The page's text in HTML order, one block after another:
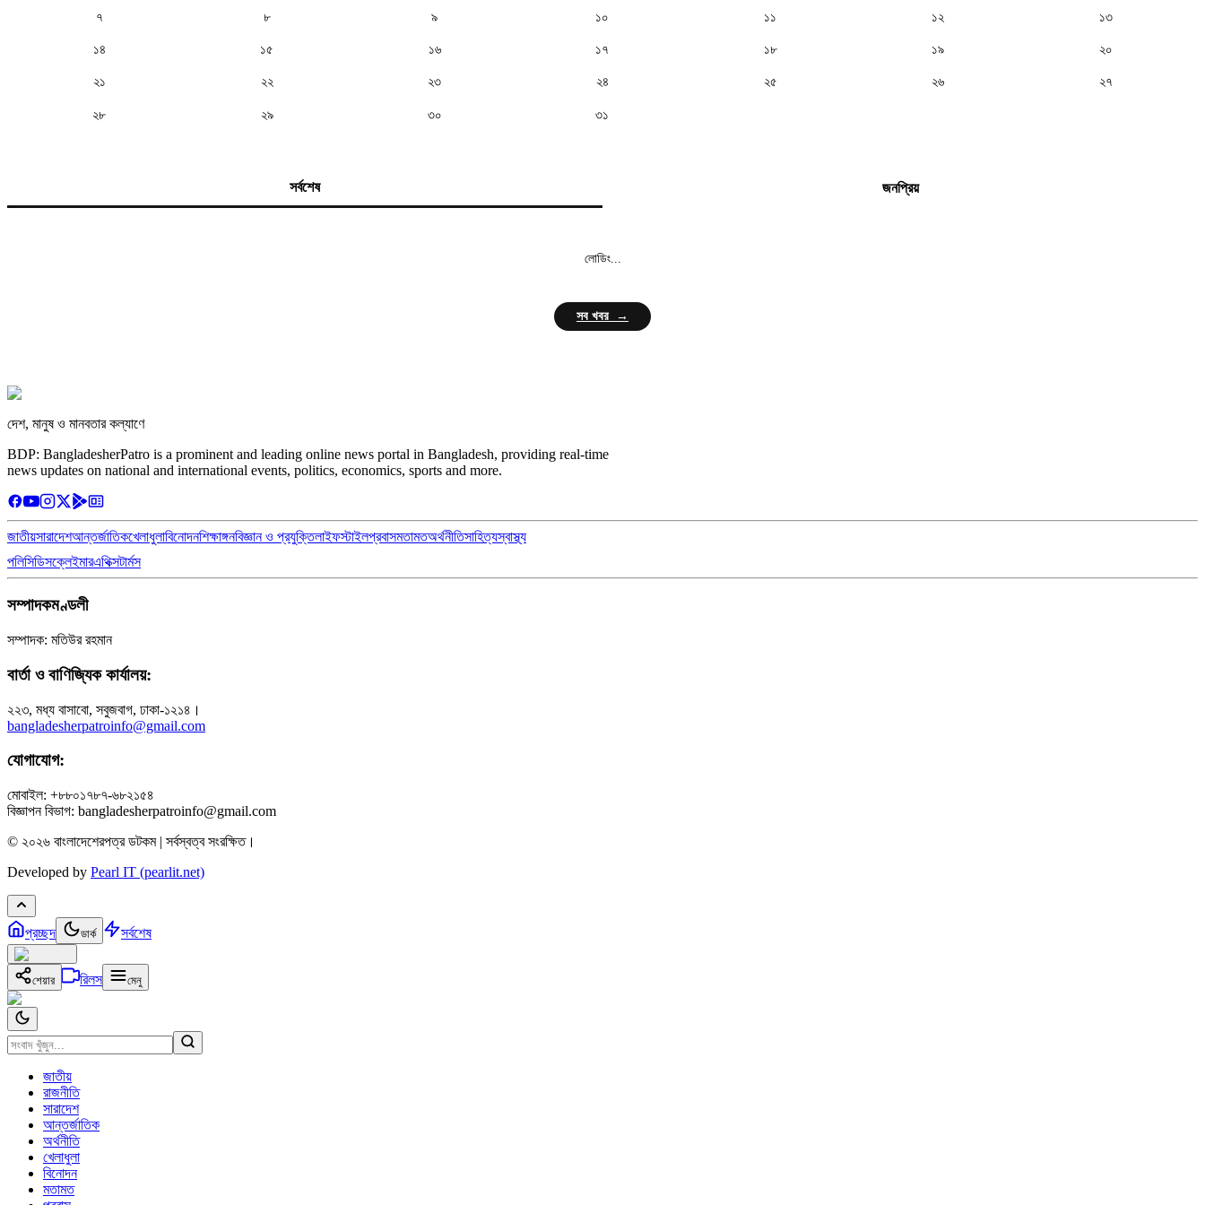
৭ ৮ ৯ ১০ ১১ ১২ ১৩
১৪ ১৫ ১৬ ১৭ ১৮ ১৯ ২০
২১ ২২ ২৩ ২৪ ২৫ ২৬ ২৭
২৮ ২৯ ৩০ ৩১
সর্বশেষ জনপ্রিয়
লোডিং...
সব খবর →
দেশ, মানুষ ও মানবতার কল্যাণে
BDP: BangladesherPatro is a prominent and leading online news portal in Bangladesh, providing real-time
news updates on national and international events, politics, economics, sports and more.
জাতীয়সারাদেশআন্তর্জাতিকখেলাধুলাবিনোদনশিক্ষাঙ্গনবিজ্ঞান ও প্রযুক্তিলাইফস্টাইলপ্রবাসমতামতঅর্থনীতিসাহিত্যস্বাস্থ্য
পলিসিডিসক্লেইমারএথিক্সটার্মস
সম্পাদকমণ্ডলী
সম্পাদক: মতিউর রহমান
বার্তা ও বাণিজ্যিক কার্যালয়:
২২৩, মধ্য বাসাবো, সবুজবাগ, ঢাকা-১২১৪।
bangladesherpatroinfo@gmail.com
যোগাযোগ:
মোবাইল: +৮৮০১৭৮৭-৬৮২১৫৪
বিজ্ঞাপন বিভাগ: bangladesherpatroinfo@gmail.com
© ২০২৬ বাংলাদেশেরপত্র ডটকম | সর্বস্বত্ব সংরক্ষিত।
Developed by Pearl IT (pearlit.net)
প্রচ্ছদ ডার্ক সর্বশেষ
শেয়ার রিলস মেনু
জাতীয়
রাজনীতি
সারাদেশ
আন্তর্জাতিক
অর্থনীতি
খেলাধুলা
বিনোদন
মতামত